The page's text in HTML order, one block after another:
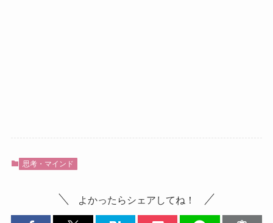
思考・マインド
よかったらシェアしてね！